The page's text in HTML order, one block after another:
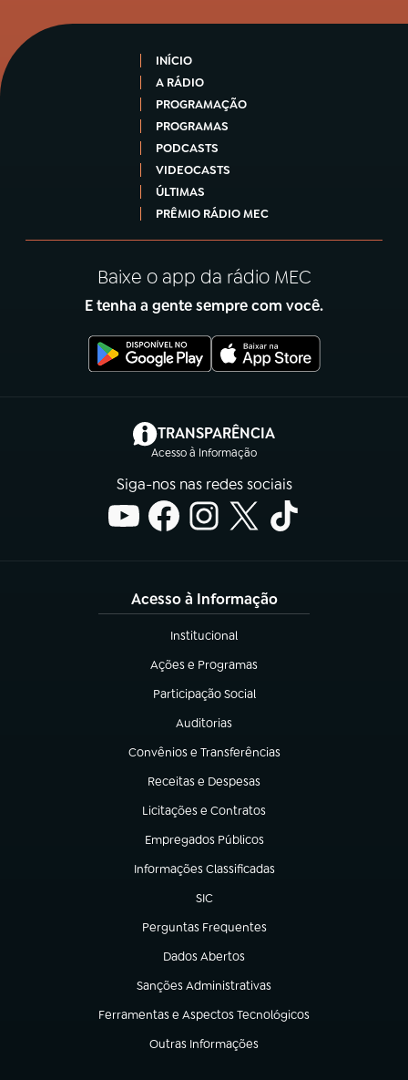
INÍCIO
A RÁDIO
PROGRAMAÇÃO
PROGRAMAS
PODCASTS
VIDEOCASTS
ÚLTIMAS
PRÊMIO RÁDIO MEC
Baixe o app da rádio MEC
E tenha a gente sempre com você.
TRANSPARÊNCIA
Acesso à Informação
(abre em nova aba)
Siga-nos nas redes sociais
Acesso à Informação
Institucional
(abre em nova aba)
Ações e Programas
(abre em nova aba)
Participação Social
(abre em nova aba)
Auditorias
(abre em nova aba)
Convênios e Transferências
(abre em nova aba)
Receitas e Despesas
(abre em nova aba)
Licitações e Contratos
(abre em nova aba)
Empregados Públicos
(abre em nova aba)
Informações Classificadas
(abre em nova aba)
SIC
(abre em nova aba)
Perguntas Frequentes
(abre em nova aba)
Dados Abertos
(abre em nova aba)
Sanções Administrativas
(abre em nova aba)
Ferramentas e Aspectos Tecnológicos
(abre em nova aba)
Outras Informações
(abre em nova aba)